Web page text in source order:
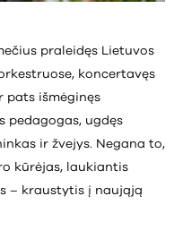
praleidęs Lietuvos
koncertavęs
pats išmėginęs
pedagogas, ugdęs
ir žvejys. Negana to,
kūrėjas, laukiantis
– kraustytis į naująją